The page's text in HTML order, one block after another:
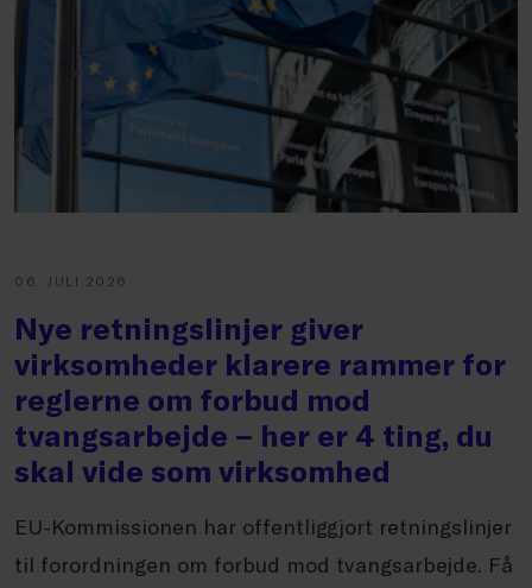
06. JULI 2026
Nye retningslinjer giver
virksomheder klarere rammer for
reglerne om forbud mod
tvangsarbejde – her er 4 ting, du
skal vide som virksomhed
EU-Kommissionen har offentliggjort retningslinjer
til forordningen om forbud mod tvangsarbejde. Få